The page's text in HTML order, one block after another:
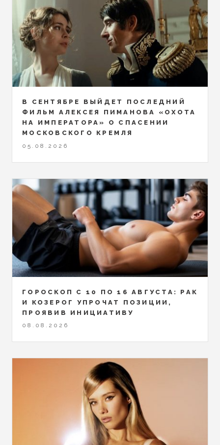
В СЕНТЯБРЕ ВЫЙДЕТ ПОСЛЕДНИЙ
ФИЛЬМ АЛЕКСЕЯ ПИМАНОВА «ОХОТА
НА ИМПЕРАТОРА» О СПАСЕНИИ
МОСКОВСКОГО КРЕМЛЯ
05.08.2026
ГОРОСКОП С 10 ПО 16 АВГУСТА: РАК
И КОЗЕРОГ УПРОЧАТ ПОЗИЦИИ,
ПРОЯВИВ ИНИЦИАТИВУ
08.08.2026